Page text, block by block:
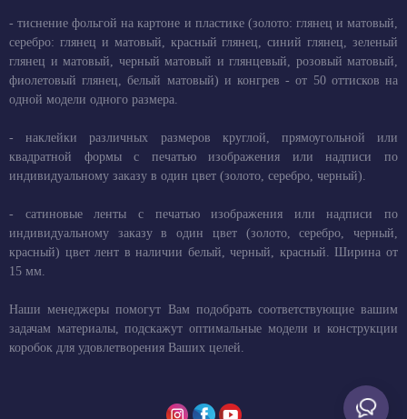
- тиснение фольгой на картоне и пластике (золото: глянец и матовый,
серебро: глянец и матовый, красный глянец, синий глянец, зеленый
глянец и матовый, черный матовый и глянцевый, розовый матовый,
фиолетовый глянец, белый матовый) и конгрев - от 50 оттисков на
одной модели одного размера.
- наклейки различных размеров круглой, прямоугольной или
квадратной формы с печатью изображения или надписи по
индивидуальному заказу в один цвет (золото, серебро, черный).
- сатиновые ленты с печатью изображения или надписи по
индивидуальному заказу в один цвет (золото, серебро, черный,
красный) цвет лент в наличии белый, черный, красный. Ширина от
15 мм.
Наши менеджеры помогут Вам подобрать соответствующие вашим
задачам материалы, подскажут оптимальные модели и конструкции
коробок для удовлетворения Ваших целей.